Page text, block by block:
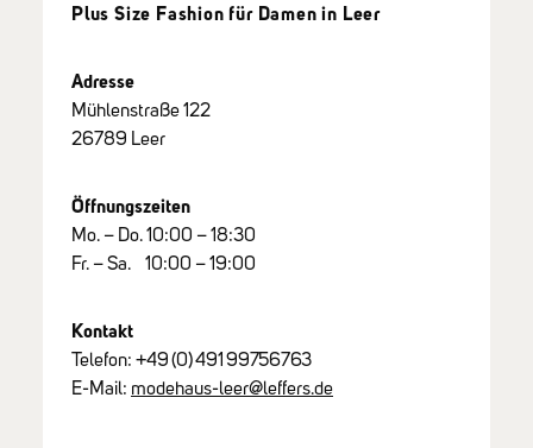
Plus Size Fashion für Damen in Leer
Adresse
Mühlenstraße 122
26789 Leer
Öffnungszeiten
Mo. – Do. 10:00 – 18:30
Fr. – Sa. 10:00 – 19:00
Kontakt
Telefon: +49(0)491 99756763
E-Mail: modehaus-leer@leffers.de